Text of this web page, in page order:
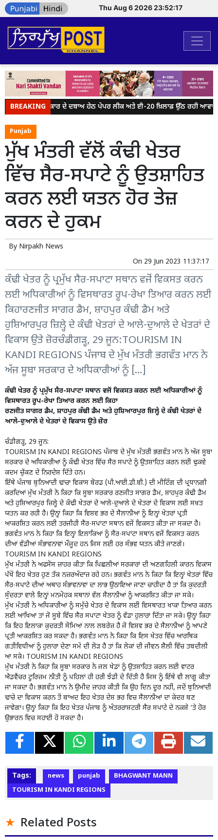
Thu Aug 6 2026 23:52:17
BREAKING
ਮੋਦੀ ਸਰਕਾਰ ਦੇ ਦਬਾਅ ਹੇਠ ਪੇਪਰ ਲੀਕ ਅਤੇ ਈ-20 ਖ਼ਿਲਾਫ਼ ਉੱਠ ਰਹੀ ਆਵਾਜ਼
Punjab
ਮੁੱਖ ਮੰਤਰੀ ਵੱਲੋਂ ਕੰਢੀ ਖੇਤਰ
ਵਿੱਚ ਸੈਰ-ਸਪਾਟੇ ਨੂੰ ਉਤਸ਼ਾਹਿਤ
ਕਰਨ ਲਈ ਯਤਨ ਹੋਰ ਤੇਜ਼
ਕਰਨ ਦੇ ਹੁਕਮ
By Nirpakh News
On 29 Jun 2023 11:37:17
ਕੰਢੀ ਖੇਤਰ ਨੂੰ ਪ੍ਰਮੁੱਖ ਸੈਰ-ਸਪਾਟਾ ਸਥਾਨ ਵਜੋਂ ਵਿਕਸਤ ਕਰਨ
ਲਈ ਅਧਿਕਾਰੀਆਂ ਨੂੰ ਵਿਸਥਾਰਤ ਰੂਪ-ਰੇਖਾ ਤਿਆਰ ਕਰਨ ਲਈ
ਕਿਹਾਰਣਜੀਤ ਸਾਗਰ ਡੈਮ, ਸ਼ਾਹਪੁਰ ਕੰਢੀ ਡੈਮ ਅਤੇ
ਹੁਸ਼ਿਆਰਪੁਰ ਜ਼ਿਲ੍ਹੇ ਦੇ ਕੰਢੀ ਖੇਤਰਾਂ ਦੇ ਆਲੇ-ਦੁਆਲੇ ਦੇ ਖੇਤਰਾਂ ਦੇ
ਵਿਕਾਸ ਉਤੇ ਜ਼ੋਰਚੰਡੀਗੜ੍ਹ, 29 ਜੂਨ:TOURISM IN
KANDI REGIONS ਪੰਜਾਬ ਦੇ ਮੁੱਖ ਮੰਤਰੀ ਭਗਵੰਤ ਮਾਨ ਨੇ
ਅੱਜ ਸੂਬਾ ਸਰਕਾਰ ਦੇ ਅਧਿਕਾਰੀਆਂ ਨੂੰ […]
ਕੰਢੀ ਖੇਤਰ ਨੂੰ ਪ੍ਰਮੁੱਖ ਸੈਰ-ਸਪਾਟਾ ਸਥਾਨ ਵਜੋਂ ਵਿਕਸਤ ਕਰਨ ਲਈ ਅਧਿਕਾਰੀਆਂ ਨੂੰ
ਵਿਸਥਾਰਤ ਰੂਪ-ਰੇਖਾ ਤਿਆਰ ਕਰਨ ਲਈ ਕਿਹਾ
ਰਣਜੀਤ ਸਾਗਰ ਡੈਮ, ਸ਼ਾਹਪੁਰ ਕੰਢੀ ਡੈਮ ਅਤੇ ਹੁਸ਼ਿਆਰਪੁਰ ਜ਼ਿਲ੍ਹੇ ਦੇ ਕੰਢੀ ਖੇਤਰਾਂ ਦੇ
ਆਲੇ-ਦੁਆਲੇ ਦੇ ਖੇਤਰਾਂ ਦੇ ਵਿਕਾਸ ਉਤੇ ਜ਼ੋਰ
ਚੰਡੀਗੜ੍ਹ, 29 ਜੂਨ:
TOURISM IN KANDI REGIONS ਪੰਜਾਬ ਦੇ ਮੁੱਖ ਮੰਤਰੀ ਭਗਵੰਤ ਮਾਨ ਨੇ ਅੱਜ ਸੂਬਾ
ਸਰਕਾਰ ਦੇ ਅਧਿਕਾਰੀਆਂ ਨੂੰ ਕੰਢੀ ਖੇਤਰ ਵਿੱਚ ਸੈਰ ਸਪਾਟੇ ਨੂੰ ਉਤਸ਼ਾਹਿਤ ਕਰਨ ਲਈ ਢੁਕਵੇਂ
ਕਦਮ ਚੁੱਕਣ ਦੇ ਨਿਰਦੇਸ਼ ਦਿੱਤੇ ਹਨ।
ਇੱਥੇ ਪੰਜਾਬ ਬੁਨਿਆਦੀ ਢਾਂਚਾ ਵਿਕਾਸ ਬੋਰਡ (ਪੀ.ਆਈ.ਡੀ.ਬੀ.) ਦੀ ਮੀਟਿੰਗ ਦੀ ਪ੍ਰਧਾਨਗੀ
ਕਰਦਿਆਂ ਮੁੱਖ ਮੰਤਰੀ ਨੇ ਕਿਹਾ ਕਿ ਸੂਬਾ ਸਰਕਾਰ ਰਣਜੀਤ ਸਾਗਰ ਡੈਮ, ਸ਼ਾਹਪੁਰ ਕੰਢੀ ਡੈਮ
ਅਤੇ ਹੁਸ਼ਿਆਰਪੁਰ ਜ਼ਿਲ੍ਹੇ ਦੇ ਕੰਢੀ ਖੇਤਰਾਂ ਦੇ ਆਲੇ-ਦੁਆਲੇ ਦੇ ਖੇਤਰਾਂ ਦੇ ਵਿਕਾਸ ਲਈ ਸਖ਼ਤ
ਯਤਨ ਕਰ ਰਹੀ ਹੈ। ਉਨ੍ਹਾਂ ਕਿਹਾ ਕਿ ਵਿਸ਼ਵ ਭਰ ਦੇ ਸੈਲਾਨੀਆਂ ਨੂੰ ਇਨ੍ਹਾਂ ਖੇਤਰਾਂ ਪ੍ਰਤੀ
ਆਕਰਸ਼ਿਤ ਕਰਨ ਲਈ ਤਰਜੀਹੀ ਸੈਰ-ਸਪਾਟਾ ਸਥਾਨ ਵਜੋਂ ਵਿਕਸਤ ਕੀਤਾ ਜਾ ਸਕਦਾ ਹੈ।
ਭਗਵੰਤ ਮਾਨ ਨੇ ਕਿਹਾ ਕਿ ਇਨ੍ਹਾਂ ਇਲਾਕਿਆਂ ਨੂੰ ਸੈਰ-ਸਪਾਟਾ ਸਥਾਨ ਵਜੋਂ ਵਿਕਸਤ ਕਰਨ
ਦੀਆਂ ਵੱਡੀਆਂ ਸੰਭਾਵਨਾਵਾਂ ਮੌਜੂਦ ਹਨ ਜਿਸ ਲਈ ਹਰ ਸੰਭਵ ਯਤਨ ਕੀਤੇ ਜਾਣਗੇ।
TOURISM IN KANDI REGIONS
ਮੁੱਖ ਮੰਤਰੀ ਨੇ ਅਫਸੋਸ ਜ਼ਾਹਰ ਕੀਤਾ ਕਿ ਪਿਛਲੀਆਂ ਸਰਕਾਰਾਂ ਦੀ ਅਣਗਹਿਲੀ ਕਾਰਨ ਵਿਕਾਸ
ਪੱਖੋਂ ਇਹ ਖੇਤਰ ਹੁਣ ਤੱਕ ਨਜ਼ਰਅੰਦਾਜ਼ ਰਹੇ ਹਨ। ਭਗਵੰਤ ਮਾਨ ਨੇ ਕਿਹਾ ਕਿ ਇਨ੍ਹਾਂ ਖੇਤਰਾਂ ਵਿੱਚ
ਸੈਰ-ਸਪਾਟੇ ਦੀਆਂ ਅਥਾਹ ਸੰਭਾਵਨਾਵਾਂ ਦਾ ਲਾਭ ਉਠਾਇਆ ਜਾਣਾ ਚਾਹੀਦਾ ਹੈ ਤਾਂ ਕਿ ਕੁਦਰਤੀ
ਸੁੰਦਰਤਾ ਵਾਲੇ ਇਨ੍ਹਾਂ ਮਨਮੋਹਕ ਸਥਾਨਾਂ ਵੱਲ ਸੈਲਾਨੀਆਂ ਨੂੰ ਆਕਰਸ਼ਿਤ ਕੀਤਾ ਜਾ ਸਕੇ।
ਮੁੱਖ ਮੰਤਰੀ ਨੇ ਅਧਿਕਾਰੀਆਂ ਨੂੰ ਸਮੁੱਚੇ ਖੇਤਰ ਦੇ ਵਿਕਾਸ ਲਈ ਵਿਸਥਾਰਤ ਖਾਕਾ ਤਿਆਰ ਕਰਨ
ਲਈ ਆਖਿਆ ਤਾਂ ਜੋ ਸੂਬੇ ਵਿੱਚ ਸੈਰ ਸਪਾਟਾ ਖੇਤਰ ਨੂੰ ਵੱਡਾ ਹੁਲਾਰਾ ਦਿੱਤਾ ਜਾ ਸਕੇ। ਉਨ੍ਹਾਂ ਕਿਹਾ
ਕਿ ਇਹ ਇਲਾਕਾ ਕੁਦਰਤੀ ਸੋਮਿਆਂ ਨਾਲ ਲਬਰੇਜ਼ ਹੈ ਜੋ ਵਿਸ਼ਵ ਭਰ ਦੇ ਸੈਲਾਨੀਆਂ ਨੂੰ ਆਪਣੇ
ਪ੍ਰਤੀ ਆਕਰਸ਼ਿਤ ਕਰ ਸਕਦਾ ਹੈ। ਭਗਵੰਤ ਮਾਨ ਨੇ ਕਿਹਾ ਕਿ ਇਸ ਖੇਤਰ ਵਿੱਚ ਆਰਥਿਕ
ਗਤੀਵਿਧੀਆਂ ਨੂੰ ਹੁਲਾਰਾ ਦੇਣਾ ਸਮੇਂ ਦੀ ਲੋੜ ਹੈ ਤਾਂ ਕਿ ਲੋਕਾਂ ਦੀ ਜੀਵਨ ਸ਼ੈਲੀ ਵਿੱਚ ਤਬਦੀਲੀ
ਆ ਸਕੇ। TOURISM IN KANDI REGIONS
ਮੁੱਖ ਮੰਤਰੀ ਨੇ ਕਿਹਾ ਕਿ ਸੂਬਾ ਸਰਕਾਰ ਨੇ ਜਲ ਖੇਡਾਂ ਨੂੰ ਉਤਸ਼ਾਹਿਤ ਕਰਨ ਲਈ ਵਾਟਰ
ਐਡਵੈਂਚਰ ਟੂਰਿਜ਼ਮ ਨੀਤੀ ਨੂੰ ਪਹਿਲਾਂ ਹੀ ਹਰੀ ਝੰਡੀ ਦੇ ਦਿੱਤੀ ਹੈ ਜਿਸ ਨੂੰ ਇੱਥੇ ਵੀ ਲਾਗੂ ਕੀਤਾ
ਜਾ ਸਕਦਾ ਹੈ। ਭਗਵੰਤ ਮਾਨ ਨੇ ਉਮੀਦ ਜ਼ਾਹਰ ਕੀਤੀ ਕਿ ਉਹ ਦਿਨ ਦੂਰ ਨਹੀਂ, ਜਦੋਂ ਬੁਨਿਆਦੀ
ਢਾਂਚੇ ਦਾ ਵਿਕਾਸ ਕਰਨ ਤੋਂ ਬਾਅਦ ਇਹ ਖੇਤਰ ਦੇਸ਼ ਭਰ ਵਿਚ ਸੈਲਾਨੀਆਂ ਦਾ ਕੇਂਦਰ ਬਣ
ਜਾਵੇਗਾ। ਉਨ੍ਹਾਂ ਕਿਹਾ ਕਿ ਇਹ ਖੇਤਰ ਪੰਜਾਬ ਨੂੰ ਅੰਤਰਰਾਸ਼ਟਰੀ ਸੈਰ ਸਪਾਟੇ ਦੇ ਨਕਸ਼ੇ ‘ਤੇ ਹੋਰ
ਉਭਾਰਨ ਵਿਚ ਸਹਾਈ ਹੋ ਸਕਦਾ ਹੈ।
Tags: news punjab
BHAGWANT MANN
TOURISM IN KANDI REGIONS
Related Posts